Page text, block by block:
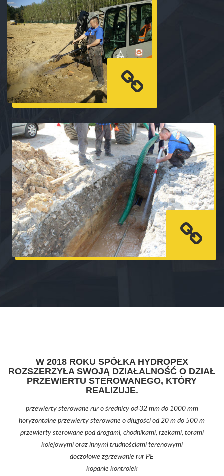
W 2018 ROKU SPÓŁKA HYDROPEX
ROZSZERZYŁA SWOJĄ DZIAŁALNOŚĆ O DZIAŁ
PRZEWIERTU STEROWANEGO, KTÓRY
REALIZUJE.
przewierty sterowane rur o średnicy od 32 mm do 1000 mm
horyzontalne przewierty sterowane o długości od 20 m do 500 m
przewierty sterowane pod drogami, chodnikami, rzekami, torami
kolejowymi oraz innymi trudnościami terenowymi
doczołowe zgrzewanie rur PE
kopanie kontrolek